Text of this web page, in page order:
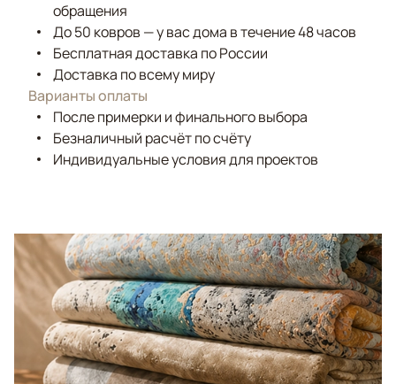
обращения
До 50 ковров — у вас дома в течение 48 часов
Бесплатная доставка по России
Доставка по всему миру
Варианты оплаты
После примерки и финального выбора
Безналичный расчёт по счёту
Индивидуальные условия для проектов